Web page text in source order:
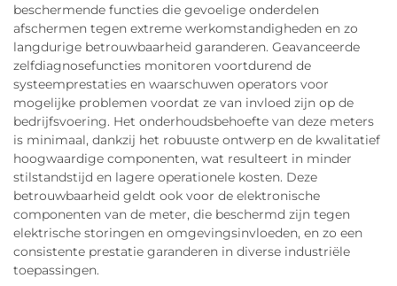
beschermende functies die gevoelige onderdelen
afschermen tegen extreme werkomstandigheden en zo
langdurige betrouwbaarheid garanderen. Geavanceerde
zelfdiagnosefuncties monitoren voortdurend de
systeemprestaties en waarschuwen operators voor
mogelijke problemen voordat ze van invloed zijn op de
bedrijfsvoering. Het onderhoudsbehoefte van deze meters
is minimaal, dankzij het robuuste ontwerp en de kwalitatief
hoogwaardige componenten, wat resulteert in minder
stilstandstijd en lagere operationele kosten. Deze
betrouwbaarheid geldt ook voor de elektronische
componenten van de meter, die beschermd zijn tegen
elektrische storingen en omgevingsinvloeden, en zo een
consistente prestatie garanderen in diverse industriële
toepassingen.